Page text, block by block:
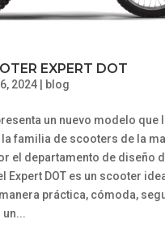
EXPERT DOT
2024| blog
un nuevo modelo que
familia de scooters de la
el departamento de diseño
Expert DOT es un scooter
práctica, cómoda,
un...